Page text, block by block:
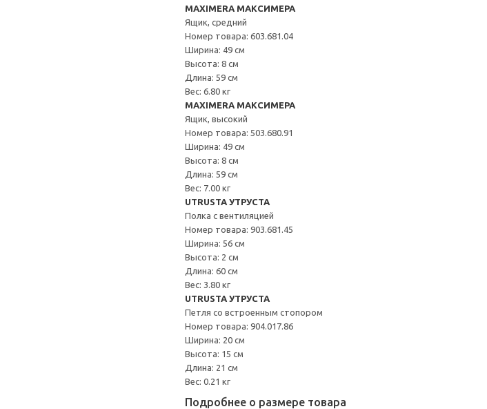
MAXIMERA МАКСИМЕРА
Ящик, средний
Номер товара: 603.681.04
Ширина: 49 см
Высота: 8 см
Длина: 59 см
Вес: 6.80 кг
MAXIMERA МАКСИМЕРА
Ящик, высокий
Номер товара: 503.680.91
Ширина: 49 см
Высота: 8 см
Длина: 59 см
Вес: 7.00 кг
UTRUSTA УТРУСТА
Полка с вентиляцией
Номер товара: 903.681.45
Ширина: 56 см
Высота: 2 см
Длина: 60 см
Вес: 3.80 кг
UTRUSTA УТРУСТА
Петля со встроенным стопором
Номер товара: 904.017.86
Ширина: 20 см
Высота: 15 см
Длина: 21 см
Вес: 0.21 кг
Подробнее о размере товара